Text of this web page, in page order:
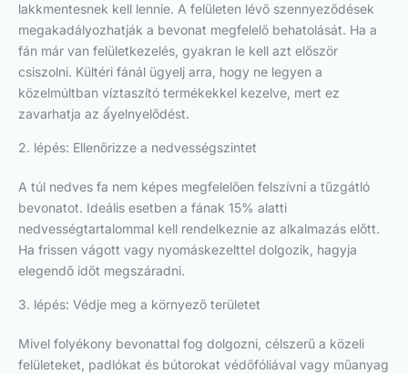
lakkmentesnek kell lennie. A felületen lévő szennyeződések
megakadályozhatják a bevonat megfelelő behatolását. Ha a
fán már van felületkezelés, gyakran le kell azt először
csiszolni. Kültéri fánál ügyelj arra, hogy ne legyen a
közelmúltban víztaszító termékekkel kezelve, mert ez
zavarhatja az ấyelnyelődést.
2. lépés: Ellenőrizze a nedvességszintet
A túl nedves fa nem képes megfelelően felszívni a tűzgátló
bevonatot. Ideális esetben a fának 15% alatti
nedvességtartalommal kell rendelkeznie az alkalmazás előtt.
Ha frissen vágott vagy nyomáskezelttel dolgozik, hagyja
elegendő időt megszáradni.
3. lépés: Védje meg a környező területet
Mivel folyékony bevonattal fog dolgozni, célszerű a közeli
felületeket, padlókat és bútorokat védőfóliával vagy műanyag